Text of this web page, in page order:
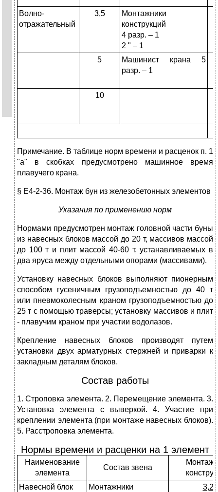
Волно-
отражательный
3,5
Монтажники
конструкций
4 разр. – 1
2 " – 1
5
Машинист крана 5
разр. – 1
10
Примечание. В таблице норм времени и расценок п. 1
"а" в скобках предусмотрено машинное время
плавучего крана.
§ Е4-2-36. Монтаж бун из железобетонных элементов
Указания по применению норм
Нормами предусмотрен монтаж головной части буны
из навесных блоков массой до 20 т, массивов массой
до 100 т и плит массой 40-60 т, устанавливаемых в
два яруса между отдельными опорами (массивами).
Установку навесных блоков выполняют пионерным
способом гусеничным грузоподъемностью до 40 т
или пневмоколесным краном грузоподъемностью до
25 т с помощью траверсы; установку массивов и плит
- плавучим краном при участии водолазов.
Крепление навесных блоков производят путем
установки двух арматурных стержней и приварки к
закладным деталям блоков.
Состав работы
1. Строповка элемента. 2. Перемещение элемента. 3.
Установка элемента с выверкой. 4. Участие при
креплении элемента (при монтаже навесных блоков).
5. Расстроповка элемента.
Нормы времени и расценки на 1 элемент
Наименование
элемента
Состав звена
Навесной блок
Монтажники
3,2